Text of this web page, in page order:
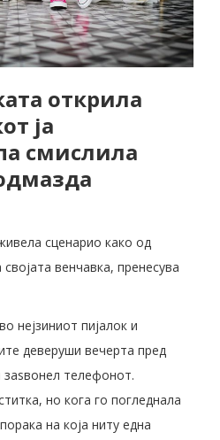
открила
ја
смислила
сценарио како од
венчавка, пренесува
нејзиниот пијалок и
деверуши вечерта пред
заѕвонел телефонот.
но кога го погледнала
на која ниту една